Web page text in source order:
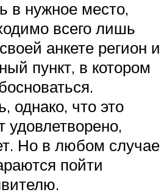
в нужное место,
всего лишь
анкете регион и
пункт, в котором
однако, что это
удовлетворено,
Но в любом случае
пойти